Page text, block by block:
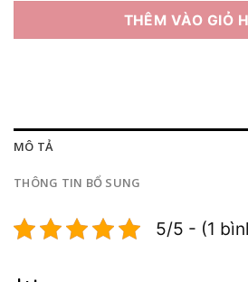
THÊM VÀO GIỎ
MÔ TẢ
THÔNG TIN BỔ SUNG
5/5 - (1